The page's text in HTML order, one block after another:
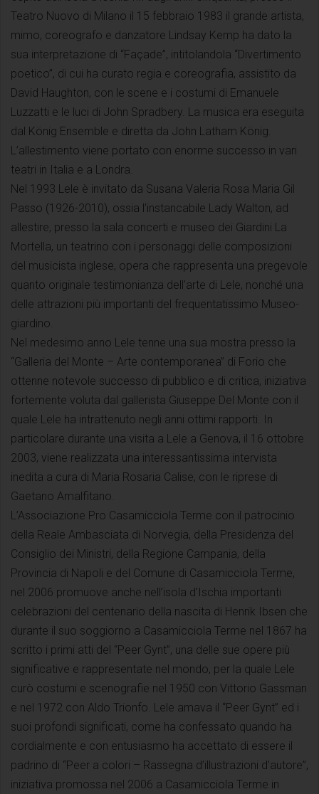
Teatro Nuovo di Milano il 15 febbraio 1983 il grande artista,
mimo, coreografo e danzatore Lindsay Kemp ha dato la
sua interpretazione di “Façade”, intitolandola “Divertimento
poetico”, di cui ha curato regia e coreografia, assistito da
David Haughton, con le scene e i costumi di Emanuele
Luzzatti e le luci di John Spradbery. La musica era eseguita
dal König Ensemble e diretta da John Latham König.
L’allestimento viene portato con enorme successo in vari
teatri in Italia e a Londra.
Nel 1993 Lele è invitato da Susana Valeria Rosa Maria Gil
Passo (1926-2010), ossia l’instancabile Lady Walton, ad
allestire, presso la sala concerti e museo dei Giardini La
Mortella, un teatrino con i personaggi delle composizioni
del musicista inglese, opera che rappresenta una pregevole
quanto originale testimonianza dell’arte di Lele, nonché una
delle attrazioni più importanti del frequentatissimo Museo-
giardino.
Nel medesimo anno Lele tenne una sua mostra presso la
“Galleria del Monte – Arte contemporanea” di Forio che
ottenne notevole successo di pubblico e di critica, iniziativa
fortemente voluta dal gallerista Giuseppe Del Monte con il
quale Lele ha intrattenuto negli anni ottimi rapporti. In
particolare durante una visita a Lele a Genova, il 16 ottobre
2003, viene realizzata una interessantissima intervista
inedita a cura di Maria Rosaria Calise, con le riprese di
Gaetano Amalfitano.
L’Associazione Pro Casamicciola Terme con il patrocinio
della Reale Ambasciata di Norvegia, della Presidenza del
Consiglio dei Ministri, della Regione Campania, della
Provincia di Napoli e del Comune di Casamicciola Terme,
nel 2006 promuove anche nell’isola d’Ischia importanti
celebrazioni del centenario della nascita di Henrik Ibsen che
durante il suo soggiorno a Casamicciola Terme nel 1867 ha
scritto i primi atti del “Peer Gynt”, una delle sue opere più
significative e rappresentate nel mondo, per la quale Lele
curò costumi e scenografie nel 1950 con Vittorio Gassman
e nel 1972 con Aldo Trionfo. Lele amava il “Peer Gynt” ed i
suoi profondi significati, come ha confessato quando ha
cordialmente e con entusiasmo ha accettato di essere il
padrino di “Peer a colori – Rassegna d’illustrazioni d’autore”,
iniziativa promossa nel 2006 a Casamicciola Terme in